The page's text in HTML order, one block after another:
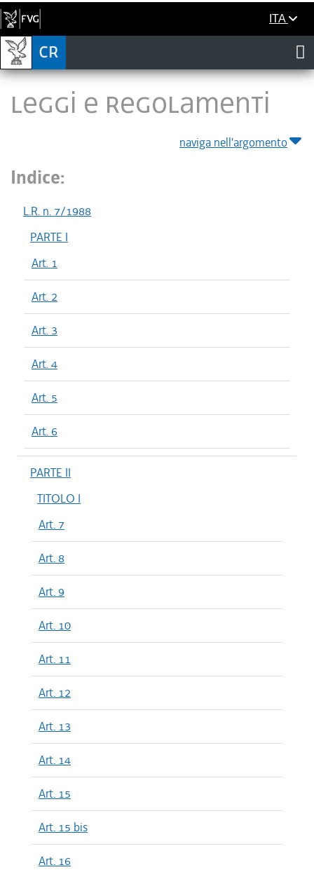
ITA
LEGGI E REGOLAMENTI
naviga nell'argomento
Indice:
L.R. n. 7/1988
PARTE I
Art. 1
Art. 2
Art. 3
Art. 4
Art. 5
Art. 6
PARTE II
TITOLO I
Art. 7
Art. 8
Art. 9
Art. 10
Art. 11
Art. 12
Art. 13
Art. 14
Art. 15
Art. 15 bis
Art. 16